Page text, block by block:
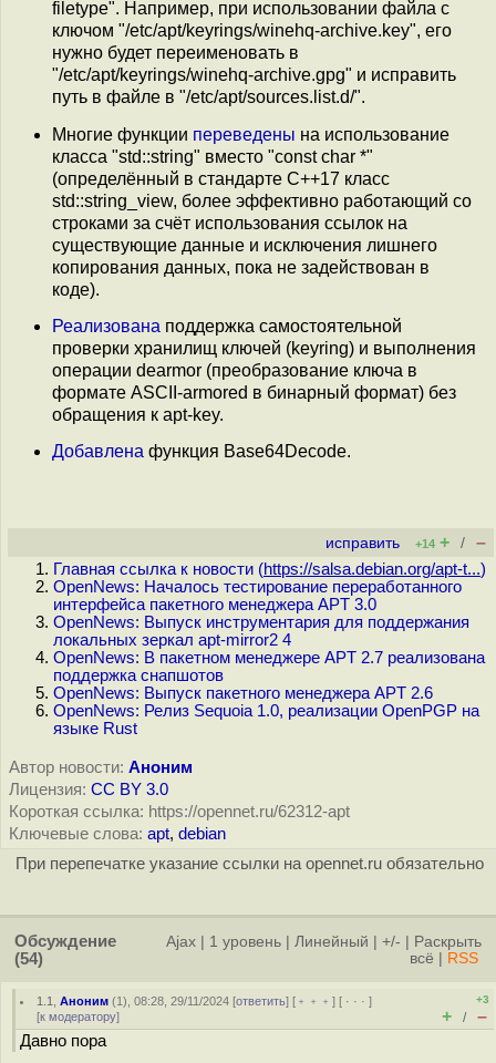
filetype". Например, при использовании файла с
ключом "/etc/apt/keyrings/winehq-archive.key", его
нужно будет переименовать в
"/etc/apt/keyrings/winehq-archive.gpg" и исправить
путь в файле в "/etc/apt/sources.list.d/".
Многие функции переведены на использование
класса "std::string" вместо "const char *"
(определённый в стандарте С++17 класс
std::string_view, более эффективно работающий со
строками за счёт использования ссылок на
существующие данные и исключения лишнего
копирования данных, пока не задействован в
коде).
Реализована поддержка самостоятельной
проверки хранилищ ключей (keyring) и выполнения
операции dearmor (преобразование ключа в
формате ASCII-armored в бинарный формат) без
обращения к apt-key.
Добавлена функция Base64Decode.
исправить +14 + / –
Главная ссылка к новости (https://salsa.debian.org/apt-t...)
OpenNews: Началось тестирование переработанного
интерфейса пакетного менеджера APT 3.0
OpenNews: Выпуск инструментария для поддержания
локальных зеркал apt-mirror2 4
OpenNews: В пакетном менеджере APT 2.7 реализована
поддержка снапшотов
OpenNews: Выпуск пакетного менеджера APT 2.6
OpenNews: Релиз Sequoia 1.0, реализации OpenPGP на
языке Rust
Автор новости: Аноним
Лицензия: CC BY 3.0
Короткая ссылка: https://opennet.ru/62312-apt
Ключевые слова: apt, debian
При перепечатке указание ссылки на opennet.ru обязательно
Обсуждение
(54)
Ajax 1 уровень Линейный +/-
Раскрыть
всё
RSS
1.1 ,Аноним (1), 08:28, 29/11/2024 [ответить] [ ﹢﹢﹢] [ · · ·]
[к модератору]
+3
+ / –
Давно пора